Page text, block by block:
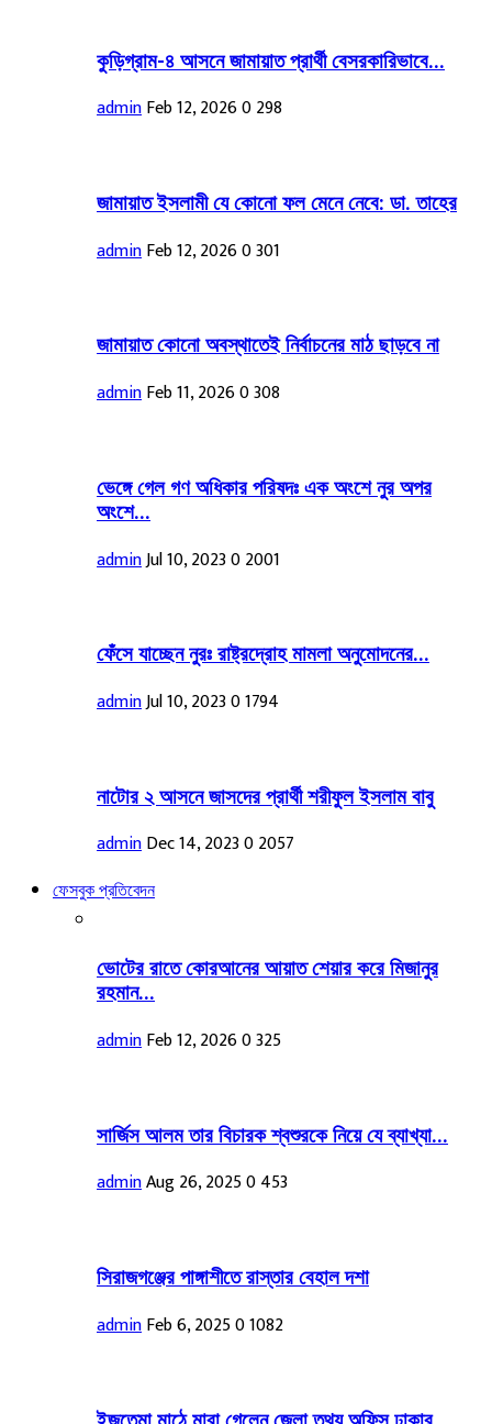
কুড়িগ্রাম-৪ আসনে জামায়াত প্রার্থী বেসরকারিভাবে...
adminFeb 12, 20260298
জামায়াত ইসলামী যে কোনো ফল মেনে নেবে: ডা. তাহের
adminFeb 12, 20260301
জামায়াত কোনো অবস্থাতেই নির্বাচনের মাঠ ছাড়বে না
adminFeb 11, 20260308
ভেঙ্গে গেল গণ অধিকার পরিষদঃ এক অংশে নুর অপর
অংশে...
adminJul 10, 202302001
ফেঁসে যাচ্ছেন নুরঃ রাষ্ট্রদ্রোহ মামলা অনুমোদনের...
adminJul 10, 202301794
নাটোর ২ আসনে জাসদের প্রার্থী শরীফুল ইসলাম বাবু
adminDec 14, 202302057
ফেসবুক প্রতিবেদন
ভোটের রাতে কোরআনের আয়াত শেয়ার করে মিজানুর
রহমান...
adminFeb 12, 20260325
সার্জিস আলম তার বিচারক শ্বশুরকে নিয়ে যে ব্যাখ্যা...
adminAug 26, 20250453
সিরাজগঞ্জের পাঙ্গাশীতে রাস্তার বেহাল দশা
adminFeb 6, 202501082